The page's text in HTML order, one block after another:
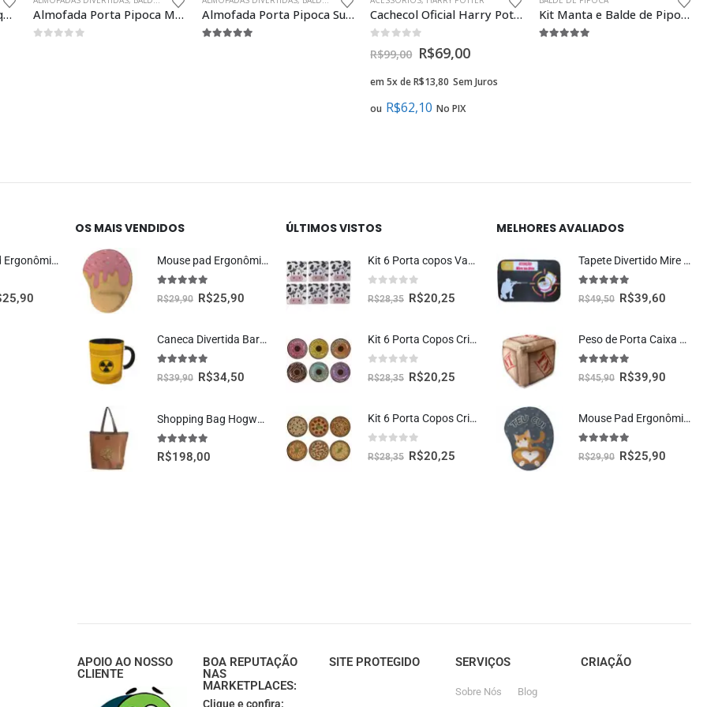
Almofada Divertida Rosquinha Donut Morango Presente Criativo Geek Almofada Porta Pipoca Mickey Mouse Presente Criativo Geek Almofada Porta Pipoca Super Mario Cenário Presente Criativo Geek Cachecol Oficial Harry Potter Lufa Lufa Moda Criativa Geek
R$99,00 R$69,00
em 5x deR$13,80 Sem Juros
ou R$62,10 No PIX
Kit Manta e Balde de Pipoca 5L Oficial Central Perk Friends
Mouse Pad Ergonômico Dragão Vermelho Oficial Geek Vip
25,90
OS MAIS VENDIDOS
Mouse pad Ergonômico Sorvete Presente Criativo
5.00 fora de 5
R$29,90 R$25,90
Caneca Divertida Barril Radioativo Presente Criativo Geek
5.00 fora de 5
R$39,90 R$34,50
Shopping Bag Hogwarts Oficial Harry Potter
5.00 fora de 5
R$198,00
ÚLTIMOS VISTOS
Kit 6 Porta copos Vaquinha Fofa Kawaii
fora de 5
R$28,35 R$20,25
Kit 6 Porta Copos Criativos – Rosquinhas Donuts
fora de 5
R$28,35 R$20,25
Kit 6 Porta Copos Criativos – Pizzas
fora de 5
R$28,35 R$20,25
MELHORES AVALIADOS
Tapete Divertido Mire no Alvo Decoração Criativa
5.00 fora de 5
R$49,50 R$39,60
Peso de Porta Caixa TNT Decoração Criativa Gamer
5.00 fora de 5
R$45,90 R$39,90
Mouse Pad Ergonômico Gatinho Teu Cu Oficial Geek Vip
5.00 fora de 5
R$29,90 R$25,90
APOIO AO NOSSO
CLIENTE
BOA REPUTAÇÃO
NAS
MARKETPLACES:
Clique e confira:
SITE PROTEGIDO SERVIÇOS
Sobre Nós
Blog
CRIAÇÃO